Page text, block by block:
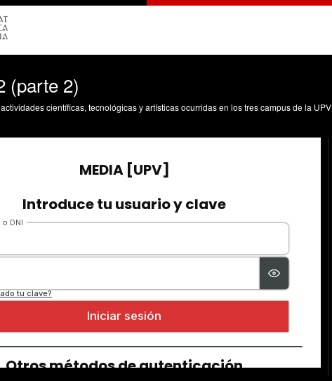
(parte 2)
científicas, tecnológicas y artísticas ocurridas en los tres campus de la UPV